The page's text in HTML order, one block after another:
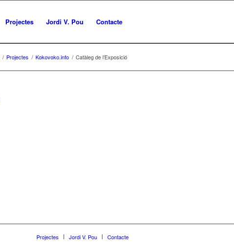
Projectes Jordi V. Pou Contacte
/ Projectes / Kokovoko.info / Catàleg de l’Exposició
Projectes Jordi V. Pou Contacte